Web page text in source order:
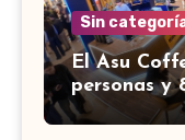
Sin
El Asu
personas y